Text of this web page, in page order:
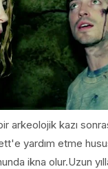
arkeolojik kazı
yardım etme
ikna olur.Uzun